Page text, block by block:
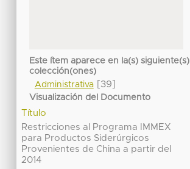
Este ítem aparece en la(s) siguiente(s)
colección(ones)
Administrativa[39]
Visualización del Documento
Título
Restricciones al Programa IMMEX
para Productos Siderúrgicos
Provenientes de China a partir del
2014